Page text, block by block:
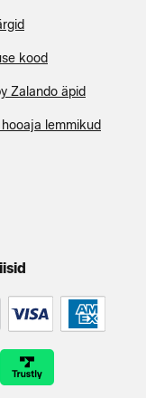
kood
Zalando äpid
lemmikud